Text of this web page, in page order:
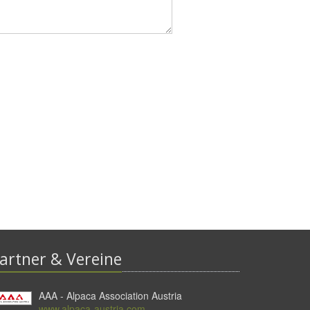
& Vereine
AAA - Alpaca Association Austria